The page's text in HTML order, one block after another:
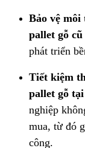
Bảo vệ
pallet gỗ cũ
phát triển
Tiết kiệm
pallet gỗ
nghiệp
mua, từ đó
công.